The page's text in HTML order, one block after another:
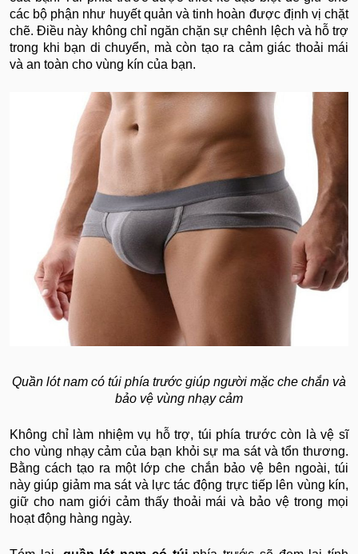
các bộ phận như huyết quản và tinh hoàn được định vị chặt
chẽ. Điều này không chỉ ngăn chặn sự chênh lệch và hỗ trợ
trong khi bạn di chuyển, mà còn tạo ra cảm giác thoải mái
và an toàn cho vùng kín của bạn.
Quần lót nam có túi phía trước giúp người mặc che chắn và
bảo vệ vùng nhạy cảm
Không chỉ làm nhiệm vụ hỗ trợ, túi phía trước còn là vệ sĩ
cho vùng nhạy cảm của bạn khỏi sự ma sát và tổn thương.
Bằng cách tạo ra một lớp che chắn bảo vệ bên ngoài, túi
này giúp giảm ma sát và lực tác động trực tiếp lên vùng kín,
giữ cho nam giới cảm thấy thoải mái và bảo vệ trong mọi
hoạt động hàng ngày.